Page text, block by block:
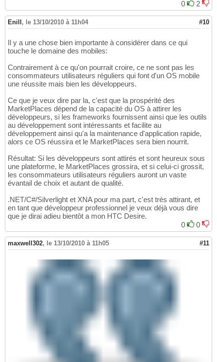
0
2
Enill , le 13/10/2010 à 11h04 #10
Il y a une chose bien importante à considérer dans ce qui
touche le domaine des mobiles:
Contrairement à ce qu'on pourrait croire, ce ne sont pas les
consommateurs utilisateurs réguliers qui font d'un OS mobile
une réussite mais bien les développeurs.
Ce que je veux dire par la, c'est que la prospérité des
MarketPlaces dépend de la capacité du OS à attirer les
développeurs, si les frameworks fournissent ainsi que les outils
au développement sont intéressants et facilite au
développement ainsi qu'a la maintenance d'application rapide,
alors ce OS réussira et le MarketPlaces sera bien nourrit.
Résultat: Si les développeurs sont attirés et sont heureux sous
une plateforme, le MarketPlaces grossira, et si celui-ci grossit,
les consommateurs utilisateurs réguliers auront un vaste
évantail de choix et autant de qualité.
.NET/C#/Silverlight et XNA pour ma part, c'est très attirant, et
en tant que développeur professionnel je veux déjà vous dire
que je dirai adieu bientôt a mon HTC Desire.
0
0
maxwell302, le 13/10/2010 à 11h05 #11